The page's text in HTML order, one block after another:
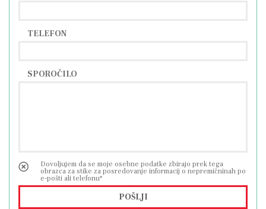
TELEFON
SPOROČILO
Dovoljujem da se moje osebne podatke zbirajo prek tega
obrazca za stike za posredovanje informacij o nepremičninah po
e-pošti ali telefonu*
POŠLJI